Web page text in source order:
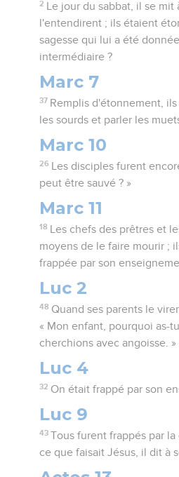
2
Le jour du sabbat, il se
l'entendirent ; ils étaient
sagesse qui lui a été
intermédiaire ?
Marc 7
37 Remplis d'étonnement,
les sourds et parler les
Marc 10
26
Les disciples furent
peut être sauvé ? »
Marc 11
18
Les chefs des prêtres et
moyens de le faire mourir ;
frappée par son
Luc 2
48 Quand ses parents le
« Mon enfant, pourquoi as-
cherchions avec angoisse. »
Luc 4
32 On était frappé par son
Luc 9
43 Tous furent frappés par
ce que faisait Jésus, il dit à